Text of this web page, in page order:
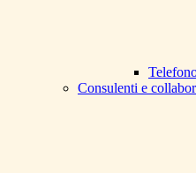
Consulenti e